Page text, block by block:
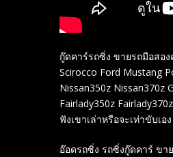
กู๊ดคาร์รถซิ่ง ขายรถมือส
Scirocco Ford Mustang
Nissan350z Nissan370z
Fairlady350z
ฟังเขาเล่าหรือจะเท่าขับ
อ๊อดรถซิ่ง รถซิ่งกู๊ดคาร์ ข